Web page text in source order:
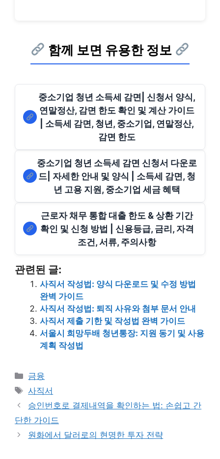
함께 보면 유용한 정보
중소기업 청년 소득세 감면| 신청서 양식,
연말정산, 감면 한도 확인 및 계산 가이드
| 소득세 감면, 청년, 중소기업, 연말정산,
감면 한도
중소기업 청년 소득세 감면 신청서 다운로
드| 자세한 안내 및 양식 | 소득세 감면, 청
년 고용 지원, 중소기업 세금 혜택
근로자 채무 통합 대출 한도 & 상환 기간
확인 및 신청 방법 | 신용등급, 금리, 자격
조건, 서류, 주의사항
관련된 글:
사직서 작성법: 양식 다운로드 및 수정 방법
완벽 가이드
사직서 작성법: 퇴직 사유와 첨부 문서 안내
사직서 제출 기한 및 작성법 완벽 가이드
서울시 희망두배 청년통장: 지원 동기 및 사용
계획 작성법
Categories
금융
Tags
사직서
승인번호로 결제내역을 확인하는 법: 손쉽고 간
단한 가이드
원화에서 달러로의 현명한 투자 전략